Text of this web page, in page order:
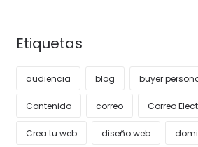
Etiquetas
audiencia blog buyer
Contenido correo Correo
Crea tu web diseño web